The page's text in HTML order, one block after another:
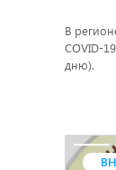
В
COVID-
дню).